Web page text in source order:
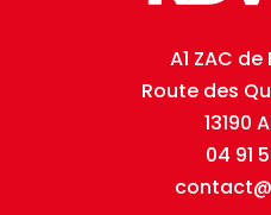
A1 ZAC
Route des
13190
04 91